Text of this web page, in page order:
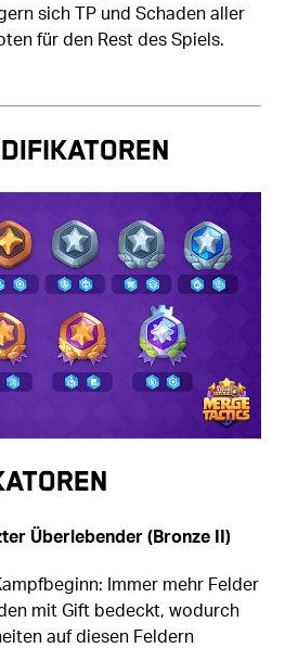
sich TP und Schaden aller
für den Rest des Spiels.
Überlebender (Bronze II)
Immer mehr Felder
mit Gift bedeckt, wodurch
auf diesen Feldern